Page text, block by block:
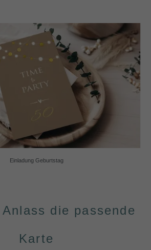
Einladung Geburtstag
die passende
Karte